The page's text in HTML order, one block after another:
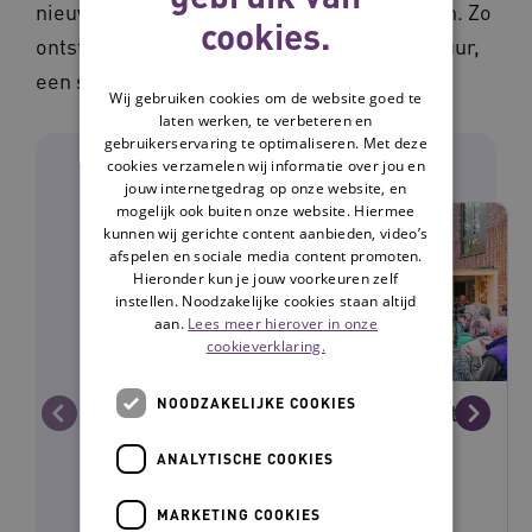
nieuwjaarsreceptie suggesties konden doen. Zo
ontstonden ook het wekelijkse rummikub-uur,
een sjoelmiddag en het pensioengesprek.
Andere delen van dit zesluik
Vorige
Hoe bewoners De Schuylenburcht
ervaren: ‘Samen is het wel fijner’
cookies.
Wij gebruiken cookies om de website goed te
laten werken, te verbeteren en
gebruikerservaring te optimaliseren. Met deze
cookies verzamelen wij informatie over jou en
jouw internetgedrag op onze website, en
mogelijk ook buiten onze website. Hiermee
kunnen wij gerichte content aanbieden, video’s
afspelen en sociale media content promoten.
Hieronder kun je jouw voorkeuren zelf
instellen. Noodzakelijke cookies staan altijd
aan. Lees meer hierover in onze
cookieverklaring.
NOODZAKELIJKE COOKIES
ANALYTISCHE COOKIES
MARKETING COOKIES